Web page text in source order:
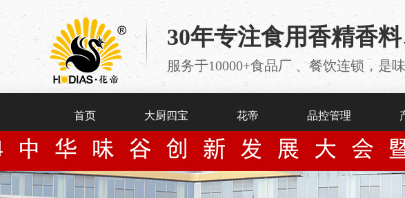
30年专注食用香精香
服务于10000+食品厂 、餐饮连锁，是
首页 大厨四宝 花帝 品控管理